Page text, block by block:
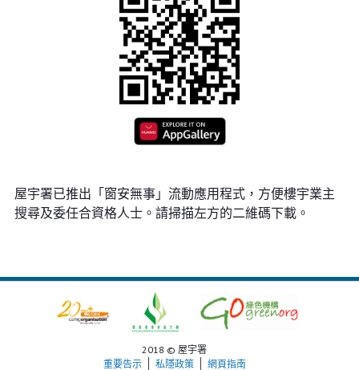
屋宇署已推出「窗安無事」流動應用程式，方便樓宇業主
搜尋及委任合資格人士。請掃描左方的二維碼下載。
2018 © 屋宇署
重要告示
私隱政策 網頁指南